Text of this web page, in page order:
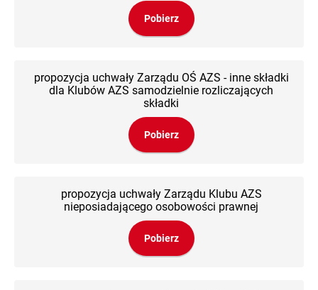
Pobierz
propozycja uchwały Zarządu OŚ AZS - inne składki
dla Klubów AZS samodzielnie rozliczających
składki
Pobierz
propozycja uchwały Zarządu Klubu AZS
nieposiadającego osobowości prawnej
Pobierz